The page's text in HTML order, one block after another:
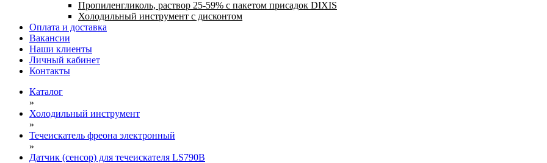
Пропиленгликоль, раствор 25-59% с пакетом присадок DIXIS
Холодильный инструмент с дисконтом
Оплата и доставка
Вакансии
Наши клиенты
Личный кабинет
Контакты
Каталог
»
Холодильный инструмент
»
Течеискатель фреона электронный
»
Датчик (сенсор) для течеискателя LS790B